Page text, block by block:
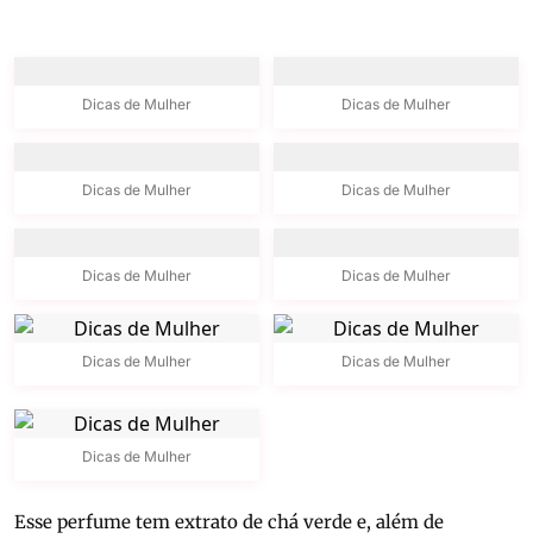
Dicas de Mulher Dicas de Mulher
Dicas de Mulher Dicas de Mulher
Dicas de Mulher Dicas de Mulher
Dicas de Mulher Dicas de Mulher
Dicas de Mulher
Esse perfume tem extrato de chá verde e, além de